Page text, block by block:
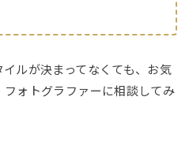
ルが決まってなくても、お気
ォトグラファーに相談してみ